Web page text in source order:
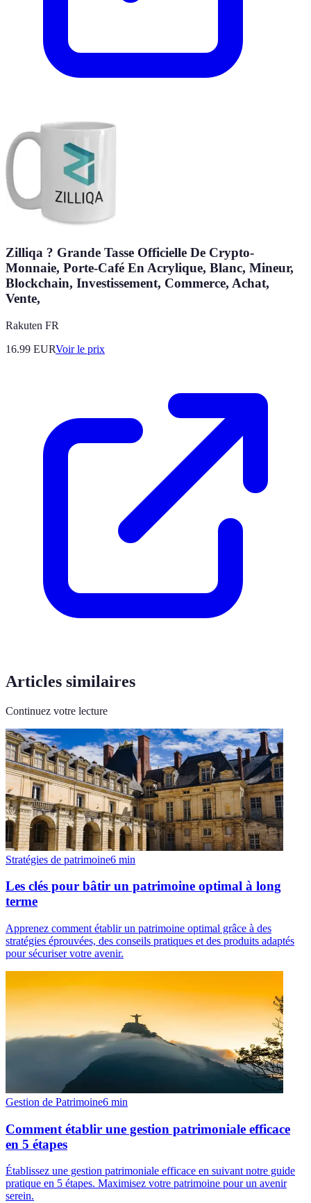
Zilliqa ? Grande Tasse Officielle De Crypto-
Monnaie, Porte-Café En Acrylique, Blanc, Mineur,
Blockchain, Investissement, Commerce, Achat,
Vente,
Rakuten FR
16.99 EURVoir le prix
Articles similaires
Continuez votre lecture
Stratégies de patrimoine6 min
Les clés pour bâtir un patrimoine optimal à long
terme
Apprenez comment établir un patrimoine optimal grâce à des
stratégies éprouvées, des conseils pratiques et des produits adaptés
pour sécuriser votre avenir.
Gestion de Patrimoine6 min
Comment établir une gestion patrimoniale efficace
en 5 étapes
Établissez une gestion patrimoniale efficace en suivant notre guide
pratique en 5 étapes. Maximisez votre patrimoine pour un avenir
serein.